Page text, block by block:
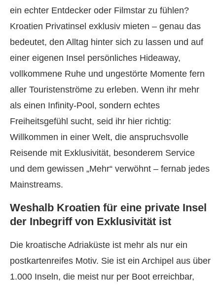
ein echter Entdecker oder Filmstar zu fühlen?
Kroatien Privatinsel exklusiv mieten – genau das
bedeutet, den Alltag hinter sich zu lassen und auf
einer eigenen Insel persönliches Hideaway,
vollkommene Ruhe und ungestörte Momente fern
aller Touristenströme zu erleben. Wenn ihr mehr
als einen Infinity-Pool, sondern echtes
Freiheitsgefühl sucht, seid ihr hier richtig:
Willkommen in einer Welt, die anspruchsvolle
Reisende mit Exklusivität, besonderem Service
und dem gewissen „Mehr“ verwöhnt – fernab jedes
Mainstreams.
Weshalb Kroatien für eine private Insel
der Inbegriff von Exklusivität ist
Die kroatische Adriaküste ist mehr als nur ein
postkartenreifes Motiv. Sie ist ein Archipel aus über
1.000 Inseln, die meist nur per Boot erreichbar,